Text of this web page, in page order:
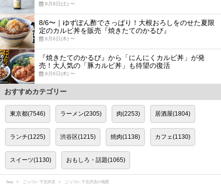
8月8日(土) 〜
8/6〜｜ゆずぽん酢でさっぱり！大根おろしをのせた夏限
定のカルビ丼を販売『焼きたてのかるび』
8月6日(木) 〜
『焼きたてのかるび』から「にんにくカルビ丼」が発
売！大人気の「豚カルビ丼」も待望の復活
8月6日(木) 〜
おすすめカテゴリー
東京都(7546) ラーメン(2305) 肉(2253) 居酒屋(1804)
ランチ(1225) 渋谷区(1215) 焼肉(1138) カフェ(1130)
スイーツ(1130) おもしろ・話題(1065)
favy ごっつい 下北沢店 ごっつい 下北沢店の地図